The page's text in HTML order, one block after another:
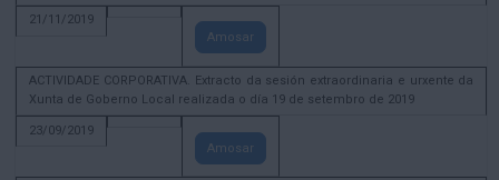
21/11/2019
Amosar
ACTIVIDADE CORPORATIVA. Extracto da sesión extraordinaria e urxente da
Xunta de Goberno Local realizada o día 19 de setembro de 2019
23/09/2019
Amosar